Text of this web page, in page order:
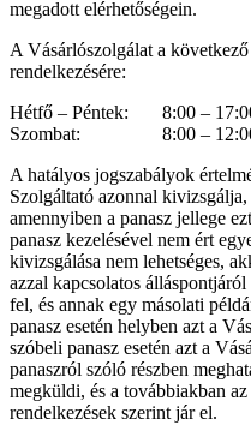
megadott elérhetőségein.
A Vásárlószolgálat a
rendelkezésére:
Hétfő – Péntek: 8:00 –
Szombat: 8:00 – 12:00
A hatályos jogszabályok
Szolgáltató azonnal
amennyiben a panasz jellege
panasz kezelésével nem ért
kivizsgálása nem lehetséges,
azzal kapcsolatos
fel, és annak egy másolati
panasz esetén helyben azt a
szóbeli panasz esetén azt a
panaszról szóló részben
megküldi, és a továbbiakban
rendelkezések szerint jár el.